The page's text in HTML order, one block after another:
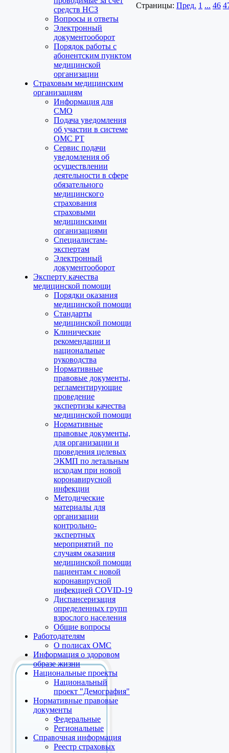
средств НСЗ
Вопросы и ответы
Электронный
документооборот
Порядок работы с
абонентским пунктом
медицинской
организации
Страховым медицинским
организациям
Информация для
СМО
Подача уведомления
об участии в системе
ОМС РТ
Сервис подачи
уведомления об
осуществлении
деятельности в сфере
обязательного
медицинского
страхования
страховыми
медицинскими
организациями
Специалистам-
экспертам
Электронный
документооборот
Эксперту качества
медицинской помощи
Порядки оказания
медицинской помощи
Стандарты
медицинской помощи
Клинические
рекомендации и
национальные
руководства
Нормативные
правовые документы,
регламентирующие
проведение
экспертизы качества
медицинской помощи
Нормативные
правовые документы,
для организации и
проведения целевых
ЭКМП по летальным
исходам при новой
коронавирусной
инфекции
Методические
материалы для
организации
контрольно-
экспертных
мероприятий по
случаям оказания
медицинской помощи
пациентам с новой
коронавирусной
инфекцией COVID-19
Диспансеризация
определенных групп
взрослого населения
Общие вопросы
Работодателям
О полисах ОМС
Информация о здоровом
образе жизни
Национальные проекты
Национальный
проект "Демография"
Нормативные правовые
документы
Федеральные
Региональные
Справочная информация
Реестр страховых
Страницы: Пред. 1 ... 46